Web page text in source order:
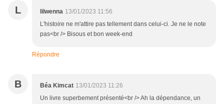
L lilwenna 13/01/2023 11:56
L'histoire ne m'attire pas tellement dans celui-ci. Je ne le note
pas<br /> Bisous et bon week-end
Répondre
B Béa Kimcat 13/01/2023 11:26
Un livre superbement présenté<br /> Ah la dépendance, un